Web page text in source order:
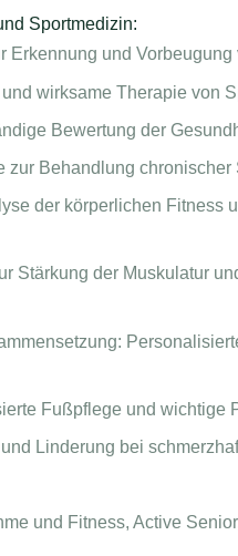
Sportmedizin:
Erkennung und
wirksame Therapie von
Bewertung der
zur Behandlung chronischer
der körperlichen Fitness
Stärkung der Muskulatur
Fußpflege und wichtige
Linderung bei
und Fitness, Active